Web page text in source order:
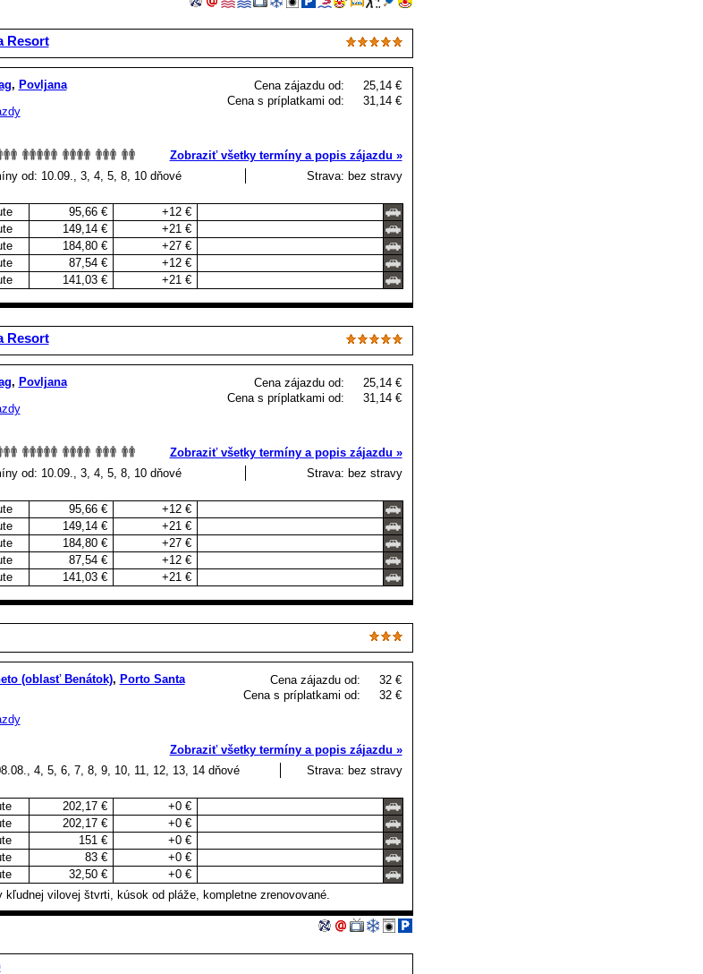
Resort
Cena zájazdu od:
25,14 €
Cena s príplatkami od:
31,14 €
, Povljana
Zobraziť všetky termíny a popis zájazdu »
od: 10.09., 3, 4, 5, 8, 10 dňové Strava: bez stravy
95,66 €
+12 €
149,14 €
+21 €
184,80 €
+27 €
87,54 €
+12 €
141,03 € +21 €
Resort
Cena zájazdu od:
25,14 €
Cena s príplatkami od:
31,14 €
, Povljana
Zobraziť všetky termíny a popis zájazdu »
od: 10.09., 3, 4, 5, 8, 10 dňové Strava: bez stravy
95,66 €
+12 €
149,14 €
+21 €
184,80 €
+27 €
87,54 €
+12 €
141,03 € +21 €
Cena zájazdu od:
32 €
Cena s príplatkami od:
32 €
(oblasť Benátok), Porto Santa
Zobraziť všetky termíny a popis zájazdu »
4, 5, 6, 7, 8, 9, 10, 11, 12, 13, 14 dňové Strava: bez stravy
202,17 €
+0 €
202,17 €
+0 €
151 €
+0 €
83 €
+0 €
32,50 €
+0 €
vilovej štvrti, kúsok od pláže, kompletne zrenovované.